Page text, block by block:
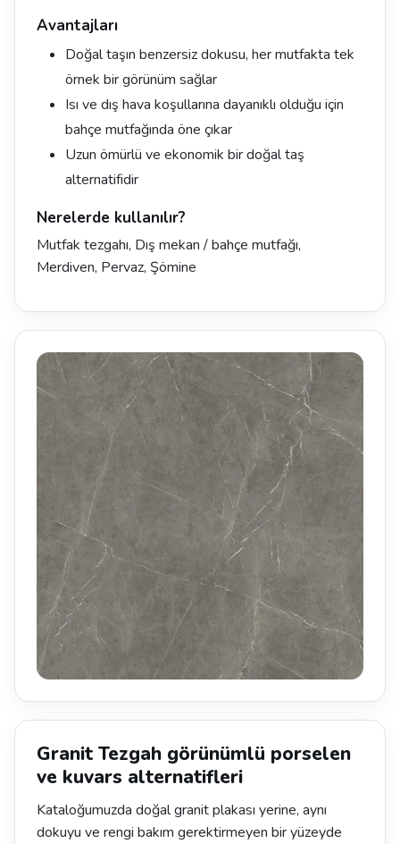
Avantajları
Doğal taşın benzersiz dokusu, her mutfakta tek
örnek bir görünüm sağlar
Isı ve dış hava koşullarına dayanıklı olduğu için
bahçe mutfağında öne çıkar
Uzun ömürlü ve ekonomik bir doğal taş
alternatifidir
Nerelerde kullanılır?
Mutfak tezgahı, Dış mekan / bahçe mutfağı,
Merdiven, Pervaz, Şömine
Granit Tezgah görünümlü porselen
ve kuvars alternatifleri
Kataloğumuzda doğal granit plakası yerine, aynı
dokuyu ve rengi bakım gerektirmeyen bir yüzeyde